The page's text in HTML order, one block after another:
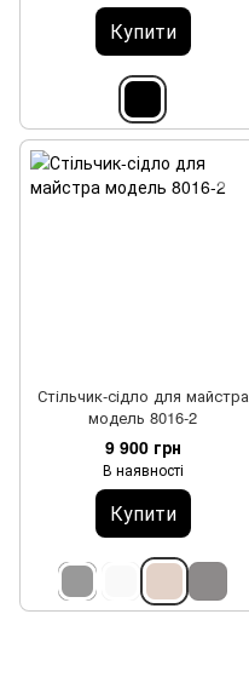
Купити
Стільчик-сідло для майстра
модель 8016-2
9 900 грн
В наявності
Купити